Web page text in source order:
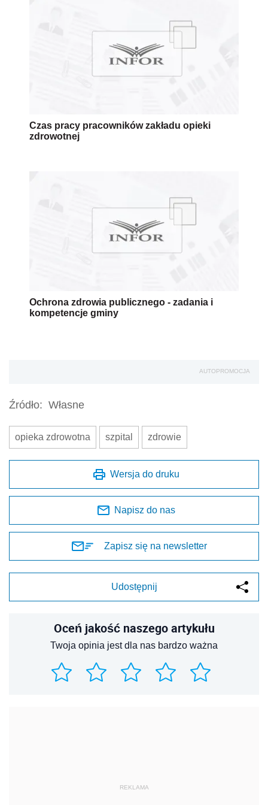
Czas pracy pracowników zakładu opieki
zdrowotnej
Ochrona zdrowia publicznego - zadania i
kompetencje gminy
AUTOPROMOCJA
Źródło: Własne
opieka zdrowotna szpital zdrowie
Wersja do druku
Napisz do nas
Zapisz się na newsletter
Udostępnij
Oceń jakość naszego artykułu
Twoja opinia jest dla nas bardzo ważna
REKLAMA